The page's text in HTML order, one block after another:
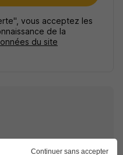
vous acceptez les
de la
du site
Continuer sans accepter